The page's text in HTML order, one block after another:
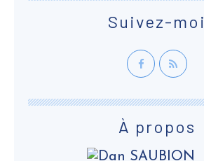
Suivez-moi
À propos